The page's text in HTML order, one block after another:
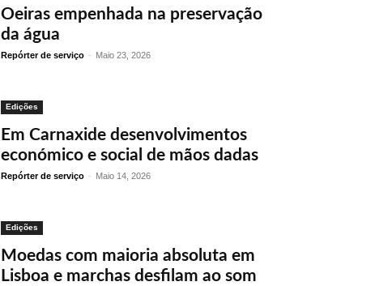
Oeiras empenhada na preservação
da água
Repórter de serviço - Maio 23, 2026
Edições
Em Carnaxide desenvolvimentos
económico e social de mãos dadas
Repórter de serviço - Maio 14, 2026
Edições
Moedas com maioria absoluta em
Lisboa e marchas desfilam ao som